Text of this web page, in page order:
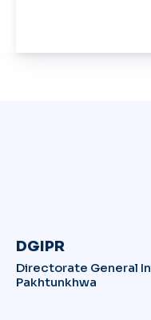
DGIPR
Directorate General
Pakhtunkhwa